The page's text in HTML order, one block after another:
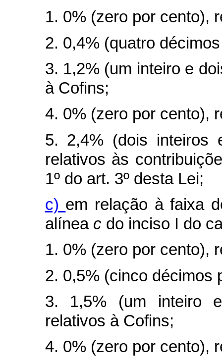
1. 0% (zero por cento),
2. 0,4% (quatro
3. 1,2% (um inteiro e
à Cofins;
4. 0% (zero por cento),
5. 2,4% (dois inteiros
relativos às
1º do art. 3º desta Lei;
c) em relação à faixa
alínea c do inciso I do
1. 0% (zero por cento),
2. 0,5% (cinco décimos
3. 1,5% (um inteiro
relativos à Cofins;
4. 0% (zero por cento),